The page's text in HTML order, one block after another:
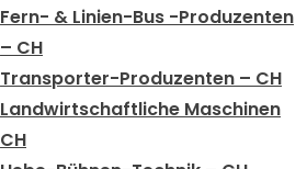
Fern- & Linien-Bus -Produzenten
– CH
Transporter-Produzenten – CH
Landwirtschaftliche Maschinen
CH